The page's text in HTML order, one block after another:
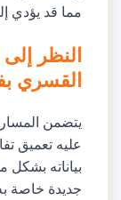
مما قد يؤدي
النظر إلى
القسري
يتضمن
عليه تعميق
بياناته
جديدة خاصة